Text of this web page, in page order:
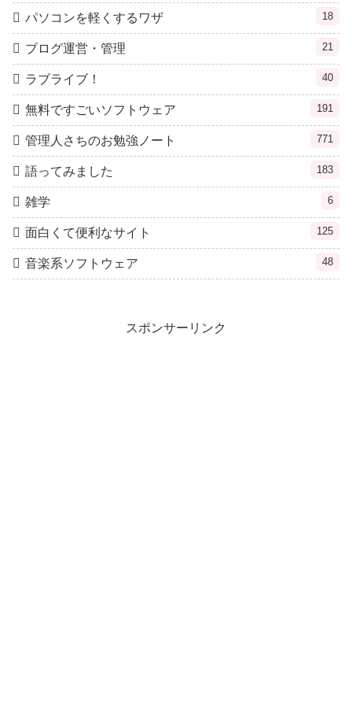
パソコンを軽くするワザ 18
ブログ運営・管理 21
ラブライブ！ 40
無料ですごいソフトウェア 191
管理人さちのお勉強ノート 771
語ってみました 183
雑学 6
面白くて便利なサイト 125
音楽系ソフトウェア 48
スポンサーリンク